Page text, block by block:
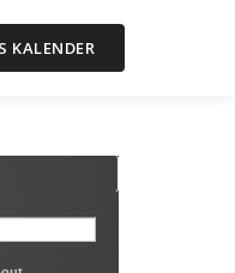
KALENDER